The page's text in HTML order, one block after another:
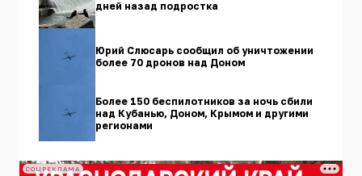
дней назад подростка
Юрий Слюсарь сообщил об уничтожении
более 70 дронов над Доном
Более 150 беспилотников за ночь сбили
над Кубанью, Доном, Крымом и другими
регионами
СОЦРЕКЛАМА